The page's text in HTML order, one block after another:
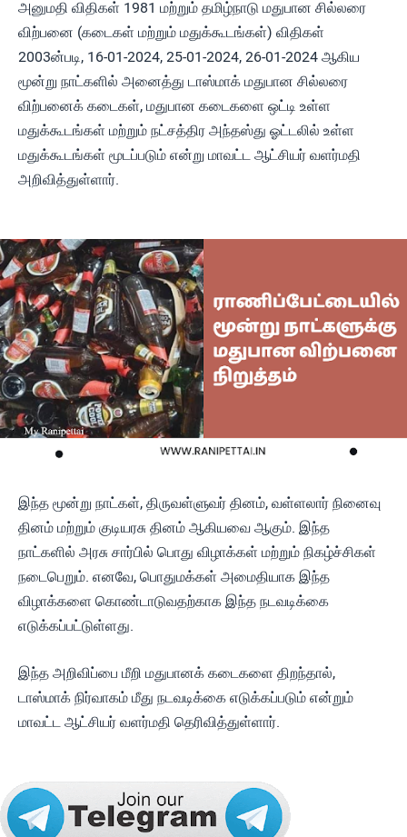
அனுமதி விதிகள் 1981 மற்றும் தமிழ்நாடு மதுபான சில்லரை
விற்பனை (கடைகள் மற்றும் மதுக்கூடங்கள்) விதிகள்
2003ன்படி, 16-01-2024, 25-01-2024, 26-01-2024 ஆகிய
மூன்று நாட்களில் அனைத்து டாஸ்மாக் மதுபான சில்லரை
விற்பனைக் கடைகள், மதுபான கடைகளை ஒட்டி உள்ள
மதுக்கூடங்கள் மற்றும் நட்சத்திர அந்தஸ்து ஓட்டலில் உள்ள
மதுக்கூடங்கள் மூடப்படும் என்று மாவட்ட ஆட்சியர் வளர்மதி
அறிவித்துள்ளார்.
இந்த மூன்று நாட்கள், திருவள்ளுவர் தினம், வள்ளலார் நினைவு
தினம் மற்றும் குடியரசு தினம் ஆகியவை ஆகும். இந்த
நாட்களில் அரசு சார்பில் பொது விழாக்கள் மற்றும் நிகழ்ச்சிகள்
நடைபெறும். எனவே, பொதுமக்கள் அமைதியாக இந்த
விழாக்களை கொண்டாடுவதற்காக இந்த நடவடிக்கை
எடுக்கப்பட்டுள்ளது.
இந்த அறிவிப்பை மீறி மதுபானக் கடைகளை திறந்தால்,
டாஸ்மாக் நிர்வாகம் மீது நடவடிக்கை எடுக்கப்படும் என்றும்
மாவட்ட ஆட்சியர் வளர்மதி தெரிவித்துள்ளார்.